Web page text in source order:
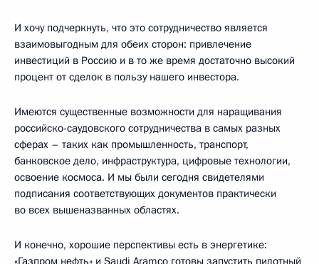
И хочу подчеркнуть, что это сотрудничество является
взаимовыгодным для обеих сторон: привлечение
инвестиций в Россию и в то же время достаточно высокий
процент от сделок в пользу нашего инвестора.
Имеются существенные возможности для наращивания
российско-саудовского сотрудничества в самых разных
сферах – таких как промышленность, транспорт,
банковское дело, инфраструктура, цифровые технологии,
освоение космоса. И мы были сегодня свидетелями
подписания соответствующих документов практически
во всех вышеназванных областях.
И конечно, хорошие перспективы есть в энергетике:
«Газпром нефть» и Saudi Aramco готовы запустить пилотный